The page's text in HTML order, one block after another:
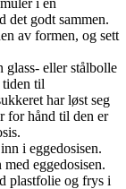
det godt sammen.
av formen, og sett
glass- eller stålbolle
tiden til
har løst seg
for hånd til den er
i eggedosisen.
eggedosisen.
plastfolie og frys i